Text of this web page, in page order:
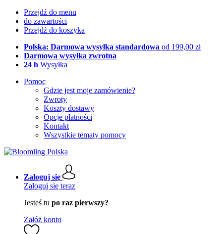
Przejdź do menu
do zawartości
Przejdź do koszyka
Polska: Darmowa wysyłka standardowa od 199,00 zł
Darmowa wysyłka zwrotna
24 h Wysyłka
Pomoc
Gdzie jest moje zamówienie?
Zwroty
Koszty dostawy
Opcje płatności
Kontakt
Wszystkie tematy pomocy
Zaloguj się
Zaloguj się teraz
Jesteś tu po raz pierwszy?
Załóż konto